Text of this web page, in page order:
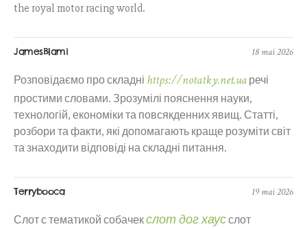
the royal motor racing world.
JamesBlami 18 mai 2026
Розповідаємо про складні https://notatky.net.ua речі
простими словами. Зрозумілі пояснення науки,
технологій, економіки та повсякденних явищ. Статті,
розбори та факти, які допомагають краще розуміти світ
та знаходити відповіді на складні питання.
Terrybooca 19 mai 2026
Слот с тематикой собачекслот дог хаусслот